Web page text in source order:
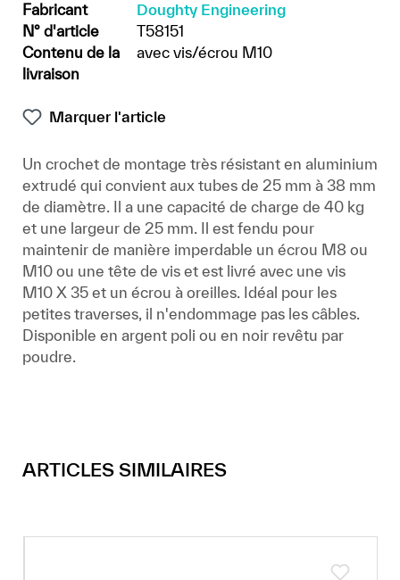
Fabricant
Doughty Engineering
N° d'article
T58151
Contenu de la
livraison
avec vis/écrou M10
Marquer l'article
Un crochet de montage très résistant en aluminium
extrudé qui convient aux tubes de 25 mm à 38 mm
de diamètre. Il a une capacité de charge de 40 kg
et une largeur de 25 mm. Il est fendu pour
maintenir de manière imperdable un écrou M8 ou
M10 ou une tête de vis et est livré avec une vis
M10 X 35 et un écrou à oreilles. Idéal pour les
petites traverses, il n'endommage pas les câbles.
Disponible en argent poli ou en noir revêtu par
poudre.
ARTICLES SIMILAIRES